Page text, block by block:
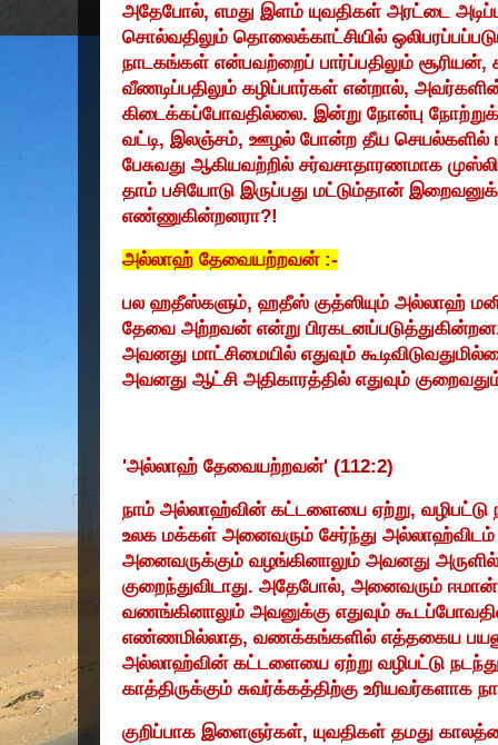
அதேபோல், எமது இளம் யுவதிகள் அரட்டை
சொல்வதிலும் தொலைக்காட்சியில்
நாடகங்கள் என்பவற்றைப் பார்ப்பதிலும் சூரியன்,
வீணடிப்பதிலும் கழிப்பார்கள் என்றால்,
கிடைக்கப்போவதில்லை. இன்று நோன்பு
வட்டி, இலஞ்சம், ஊழல் போன்ற தீய செயல்களில்
பேசுவது ஆகியவற்றில் சர்வசாதாரணமாக
தாம் பசியோடு இருப்பது மட்டும்தான்
எண்ணுகின்றனரா?!
அல்லாஹ் தேவையற்றவன் :-
பல ஹதீஸ்களும், ஹதீஸ் குத்ஸியும் அல்லாஹ்
தேவை அற்றவன் என்று
அவனது மாட்சிமையில் எதுவும்
அவனது ஆட்சி அதிகாரத்தில் எதுவும்
'அல்லாஹ் தேவையற்றவன்' (112:2)
நாம் அல்லாஹ்வின் கட்டளையை ஏற்று,
உலக மக்கள் அனைவரும் சேர்ந்து
அனைவருக்கும் வழங்கினாலும் அவனது
குறைந்துவிடாது. அதேபோல், அனைவரும்
வணங்கினாலும் அவனுக்கு எதுவும்
எண்ணமில்லாத, வணக்கங்களில் எத்தகைய
அல்லாஹ்வின் கட்டளையை ஏற்று வழிபட்டு
காத்திருக்கும் சுவர்க்கத்திற்கு
குறிப்பாக இளைஞர்கள், யுவதிகள் தமது